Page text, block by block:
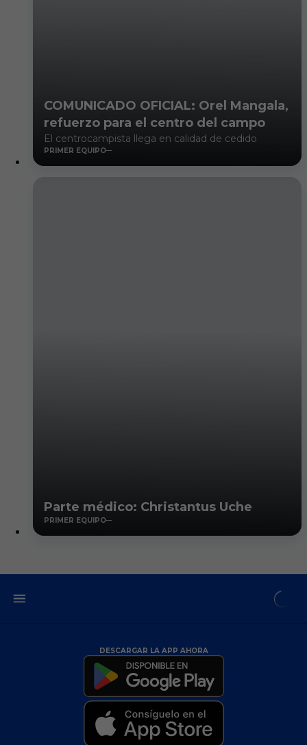
COMUNICADO OFICIAL: Orel Mangala,
refuerzo para el centro del campo
El centrocampista llega en calidad de cedido
PRIMER EQUIPO
Parte médico: Christantus Uche
PRIMER EQUIPO
DESCARGAR LA APP AHORA